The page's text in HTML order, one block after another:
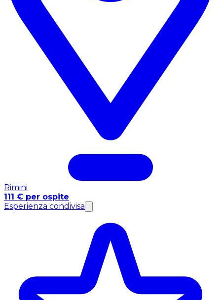
Rimini
111 € per ospite
Esperienza condivisa